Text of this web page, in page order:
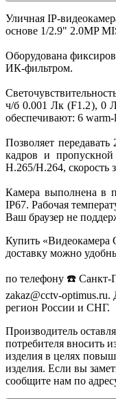
Уличная IP-
основе 1/2.9" 2.0MP
Оборудована
ИК-фильтром.
ч/б 0.001 Лк (F1.2), 0
обеспечивают: 6
Позволяет
кадров и
H.265/H.264, скорость
Камера выполнена в
IP67. Рабочая
Ваш браузер не
Купить «Видеокамера
доставку можно
по телефону ☎️ Санкт-
zakaz@cctv-optimus.ru.
регион России и СНГ.
Производитель
потребителя вносить
изделия в целях
изделия. Если вы
сообщите нам по